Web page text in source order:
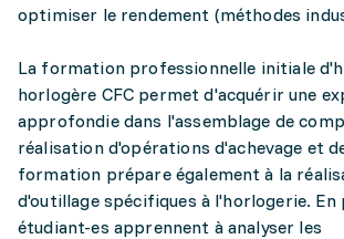
optimiser le rendement (méthodes
La formation professionnelle initiale
horlogère CFC permet d'acquérir une
approfondie dans l'assemblage de
réalisation d'opérations d'achevage et
formation prépare également à la
d'outillage spécifiques à l'horlogerie. En
étudiant-es apprennent à analyser les